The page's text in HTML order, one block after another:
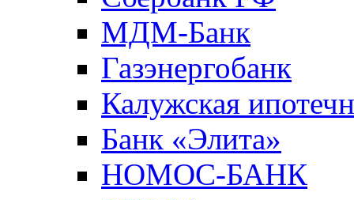
МДМ-Банк
Газэнергобанк
Калужская
Банк «Элита»
НОМОС-БАНК